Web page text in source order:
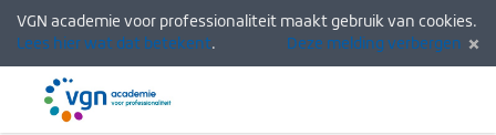
VGN academie voor professionaliteit maakt gebruik van cookies.
Lees hier wat dat betekent. Deze melding verbergen
Menu